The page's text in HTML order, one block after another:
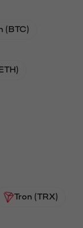
(BTC)
Tron (TRX)